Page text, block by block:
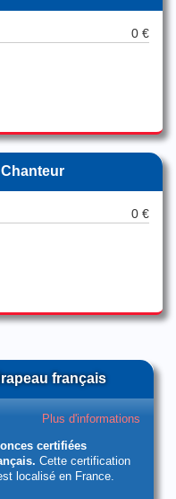
0 €
0 €
français
Plus d'informations
certifiées
Cette certification
localisé en France.